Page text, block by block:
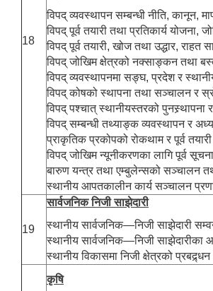
18
विपद् व्यवस्थापन सम्बन्धी नीति, कानून,
विपद् पूर्व तयारी तथा प्रतिकार्य योजना,
विपद् पूर्व तयारी, खोज तथा उद्धार, राहत
विपद् जोखिम क्षेत्रको नक्साङ्कन तथा
विपद् व्यवस्थापनमा सङ्घ, प्रदेश र
विपद् कोषको स्थापना तथा सञ्चालन र
विपद् पश्चात् स्थानीयस्तरको पुनस्र्थापना र
विपद् सम्बन्धी तथ्याङ्क व्यवस्थापन र
प्राकृतिक प्रकोपको रोकथाम र पूर्व तयारी
विपद् जोखिम न्यूनीकरणका लागि पूर्व
बारुण यन्त्र तथा एम्बुलेन्सको सञ्चालन
स्थानीय आपतकालीन कार्य सञ्चालन
19
सार्वजनिक निजी साझेदारी
स्थानीय सार्वजनिक—निजी साझेदारी
स्थानीय सार्वजनिक—निजी साझेदारीका
स्थानीय विकासमा निजी क्षेत्रको प्रबद्र्धन
कृषि